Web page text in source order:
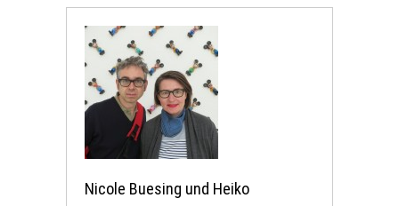
Nicole Buesing und Heiko